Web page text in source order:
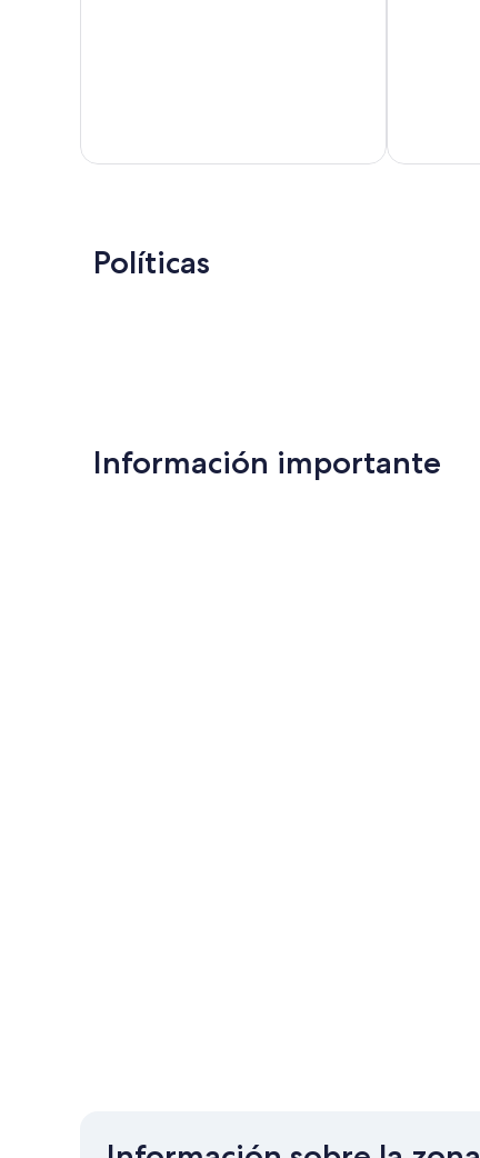
Políticas
Información importante